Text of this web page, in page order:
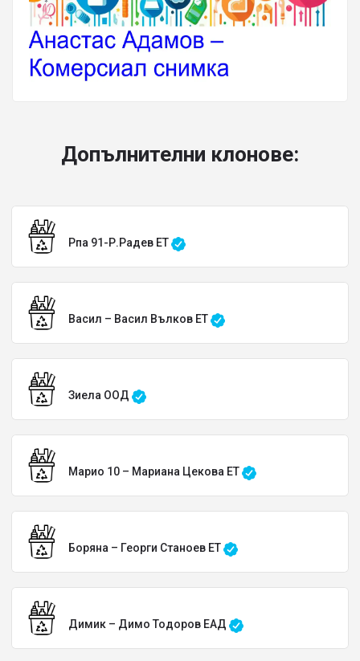
Допълнителни клонове:
Рпа 91-Р.Радев ЕТ
Васил – Васил Вълков ЕТ
Зиела ООД
Марио 10 – Мариана Цекова ЕТ
Боряна – Георги Станоев ЕТ
Димик – Димо Тодоров ЕАД